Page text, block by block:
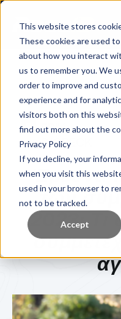
This website stores
These cookies are used
about how you interact
us to remember you. We
order to improve and
experience and for
visitors both on this
find out more about the
Privacy Policy
If you decline, your
when you visit this
used in your browser to
not to be tracked.
Accept
ERIK
SJÖBECK
Έρευνα
των
2023: Τι